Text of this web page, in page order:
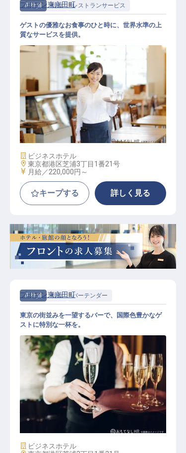
正社員 料飲 レストランサービス
レストラン サーバー（オールデイ
ダイニング・ルームサービス）
プルマン東京田町
ゲストの優雅なお食事のひと時に、世界水準の上
質なサービスを提供。
施設業態
ビジネスホテル
勤務地
東京都港区芝浦3丁目1番21号
給与
月給／220,000円～
キープする 詳しく見る
正社員 料飲 バーテンダー
バーテンダー
プルマン東京田町
東京の街並みを一望するバーで、国際色豊かなゲ
ストに特別な一杯を。
施設業態
ビジネスホテル